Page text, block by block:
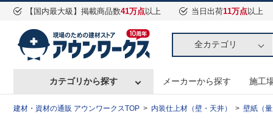
【国内最大級】掲載商品数41万点以上 当日出荷11万点以上
全カテゴリ
カテゴリから探す メーカーから探す 施工
建材・資材の通販 アウンワークスTOP 内装仕上材（壁・天井） 壁紙（